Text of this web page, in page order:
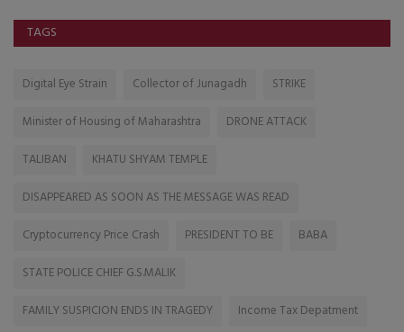
TAGS
Digital Eye Strain Collector of Junagadh
STRIKE
Minister of Housing of Maharashtra
DRONE ATTACK
TALIBAN
KHATU SHYAM TEMPLE
DISAPPEARED AS SOON AS THE MESSAGE WAS READ
Cryptocurrency Price Crash
PRESIDENT TO BE
BABA
STATE POLICE CHIEF G.S.MALIK
FAMILY SUSPICION ENDS IN TRAGEDY
Income Tax Depatment